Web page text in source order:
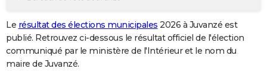
GUIDES D'ACHAT
BONS PLANS
Le résultat des élections municipales 2026 à Juvanzé est
publié. Retrouvez ci-dessous le résultat officiel de l'élection
communiqué par le ministère de l'Intérieur et le nom du
maire de Juvanzé.